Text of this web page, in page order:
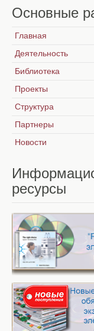
Основные
Главная
Деятельность
Библиотека
Проекты
Структура
Партнеры
Новости
ресурсы